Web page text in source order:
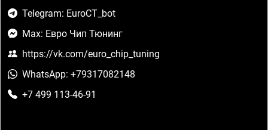
Telegram: EuroCT_bot
Max: Евро Чип Тюнинг
https://vk.com/euro_chip_tuning
WhatsApp: +79317082148
+7 499 113-46-91